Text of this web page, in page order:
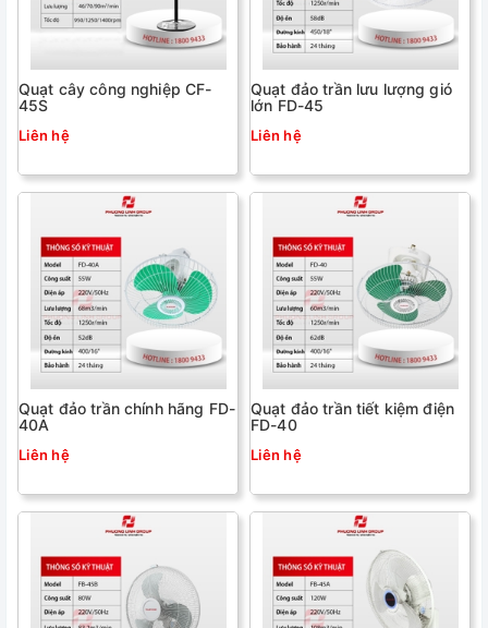
Quạt cây công nghiệp CF-
45S
Liên hệ
Quạt đảo trần lưu lượng gió
lớn FD-45
Liên hệ
Quạt đảo trần chính hãng FD-
40A
Liên hệ
Quạt đảo trần tiết kiệm điện
FD-40
Liên hệ